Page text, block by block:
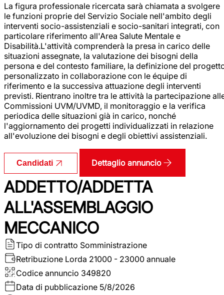
La figura professionale ricercata sarà chiamata a svolgere
le funzioni proprie del Servizio Sociale nell'ambito degli
interventi socio-assistenziali e socio-sanitari integrati, con
particolare riferimento all'Area Salute Mentale e
Disabilità.L'attività comprenderà la presa in carico delle
situazioni assegnate, la valutazione dei bisogni della
persona e del contesto familiare, la definizione del
personalizzato in collaborazione con le équipe di
riferimento e la successiva attuazione degli interventi
previsti. Rientrano inoltre tra le attività la partecipazione
Commissioni UVM/UVMD, il monitoraggio e la verifica
periodica delle situazioni già in carico, nonché
l'aggiornamento dei progetti individualizzati in relazione
all'evoluzione dei bisogni e degli obiettivi assistenziali.
Candidati Dettaglio annuncio
ADDETTO/ADDETTA
ALL'ASSEMBLAGGIO
MECCANICO
Tipo di contratto Somministrazione
Retribuzione Lorda 21000 - 23000 annuale
Codice annuncio 349820
Data di pubblicazione 5/8/2026